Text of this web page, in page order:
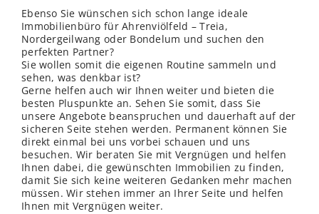
Ebenso Sie wünschen sich schon lange ideale
Immobilienbüro für Ahrenviölfeld – Treia,
Nordergeilwang oder Bondelum und suchen den
perfekten Partner?
Sie wollen somit die eigenen Routine sammeln und
sehen, was denkbar ist?
Gerne helfen auch wir Ihnen weiter und bieten die
besten Pluspunkte an. Sehen Sie somit, dass Sie
unsere Angebote beanspruchen und dauerhaft auf der
sicheren Seite stehen werden. Permanent können Sie
direkt einmal bei uns vorbei schauen und uns
besuchen. Wir beraten Sie mit Vergnügen und helfen
Ihnen dabei, die gewünschten Immobilien zu finden,
damit Sie sich keine weiteren Gedanken mehr machen
müssen. Wir stehen immer an Ihrer Seite und helfen
Ihnen mit Vergnügen weiter.